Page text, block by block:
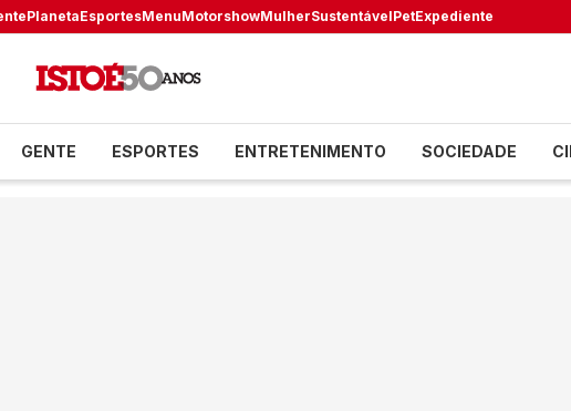
PlanetaEsportesMenuMotorshowMulherSustentávelPetExpediente
GENTE ESPORTES ENTRETENIMENTO SOCIEDADE